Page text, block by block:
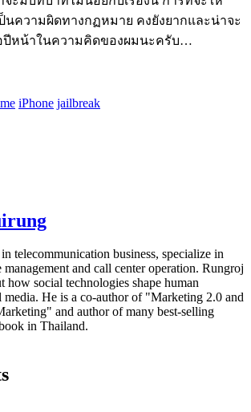
ป็นความผิดทางกฏหมาย คงยังยากและน่าจะ
ปีหน้าในความคิดของผมนะครับ…
iPhone jailbreak
telecommunication business, specialize in
management and call center operation. Rungroj
how social technologies shape human
media. He is a co-author of "Marketing 2.0 and
and author of many best-selling
in Thailand.